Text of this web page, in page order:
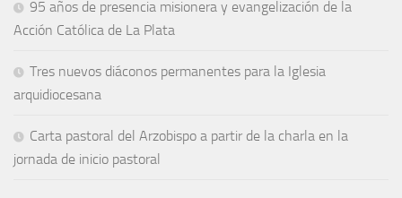
95 años de presencia misionera y evangelización de la
Acción Católica de La Plata
Tres nuevos diáconos permanentes para la Iglesia
arquidiocesana
Carta pastoral del Arzobispo a partir de la charla en la
jornada de inicio pastoral